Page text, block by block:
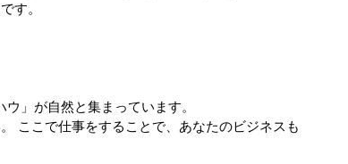
す。
」が自然と集まっています。
ここで仕事をすることで、あなたのビジネスも